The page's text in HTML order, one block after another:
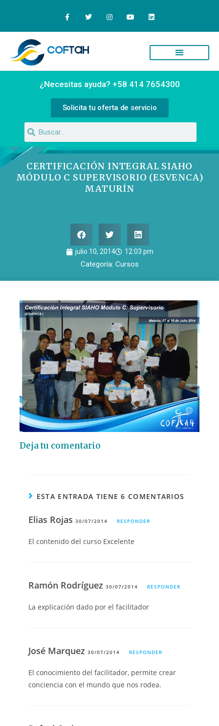
¿Necesitas ayuda? +58 414 7654300
Solicita tu oferta de servicio
CERTIFICACIÓN INTEGRAL SIAHO
MÓDULO C SUPERVISORIO (ESVENCA)
MATURÍN
julio 10, 2014 12:03 pm
Categoría: Cursos
Deja tu comentario
ESTA ENTRADA TIENE 6 COMENTARIOS
Elias Rojas30/07/2014 RESPONDER
El contenido del curso Excelente
Ramón Rodríguez30/07/2014 RESPONDER
La explicación dado por el facilitador
José Marquez30/07/2014 RESPONDER
El conocimiento del facilitador, permite crear
conciencia con el mundo que nos rodea.